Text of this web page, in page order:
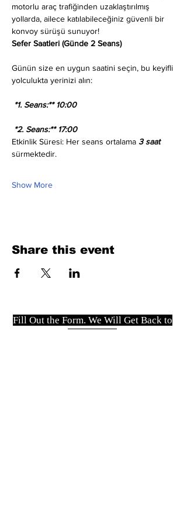
motorlu araç trafiğinden uzaklaştırılmış
yollarda, ailece katılabileceğiniz güvenli bir
konvoy sürüşü sunuyor!
Sefer Saatleri (Günde 2 Seans)
Günün size en uygun saatini seçin, bu keyifli
yolculukta yerinizi alın:
*1. Seans:** 10:00
*2. Seans:** 17:00
Etkinlik Süresi: Her seans ortalama 3 saat
sürmektedir.
Show More
Share this event
Fill Out the Form. We Will Get Back to